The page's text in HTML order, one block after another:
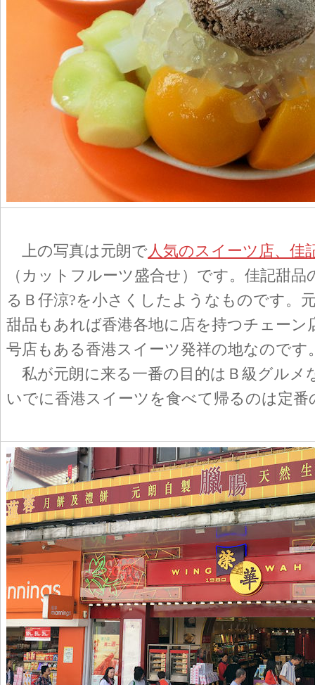
上の写真は元朗で人気のスイーツ店、佳
（カットフルーツ盛合せ）です。佳記甜品
るＢ仔涼?を小さくしたようなものです。
甜品もあれば香港各地に店を持つチェーン
号店もある香港スイーツ発祥の地なのです
私が元朗に来る一番の目的はＢ級グルメ
いでに香港スイーツを食べて帰るのは定番